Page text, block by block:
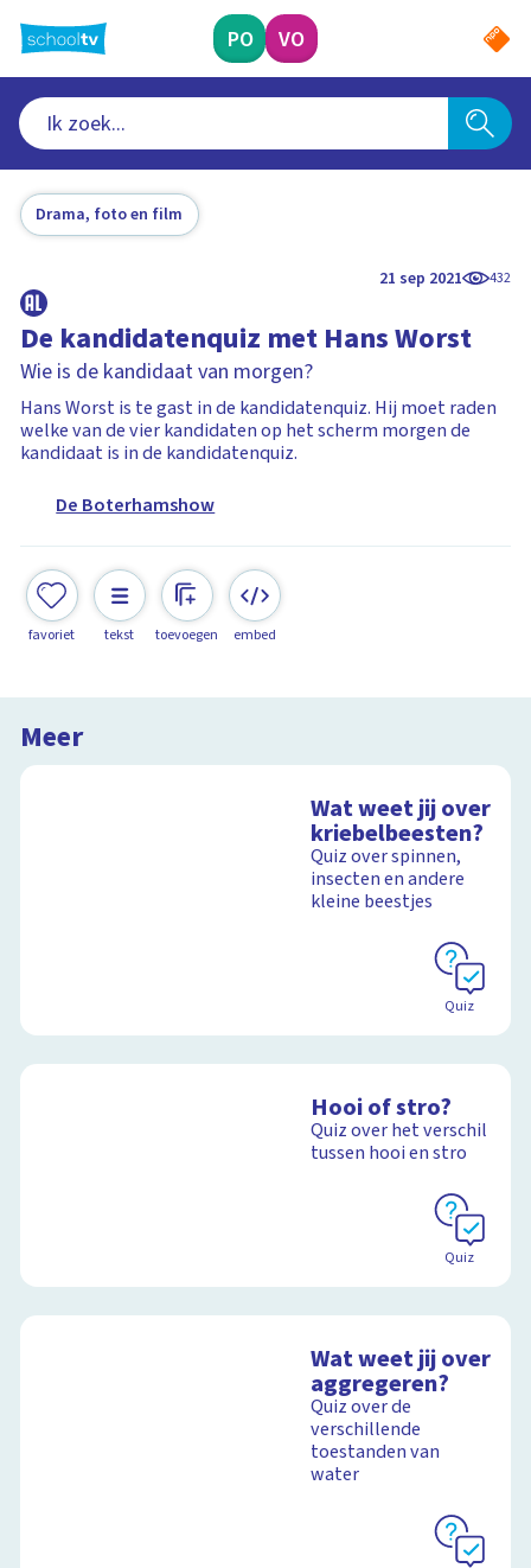
naar
hoofdinhoud
PO VO
Drama, foto en film
21 sep 2021 432
De kandidatenquiz met Hans Worst
Wie is de kandidaat van morgen?
Hans Worst is te gast in de kandidatenquiz. Hij moet raden
welke van de vier kandidaten op het scherm morgen de
kandidaat is in de kandidatenquiz.
De Boterhamshow
favoriet tekst toevoegen embed
Meer
Wat weet jij over
kriebelbeesten?
Quiz over spinnen,
insecten en andere
kleine beestjes
Quiz
Hooi of stro?
Quiz over het verschil
tussen hooi en stro
Quiz
Wat weet jij over
aggregeren?
Quiz over de
verschillende
toestanden van
water